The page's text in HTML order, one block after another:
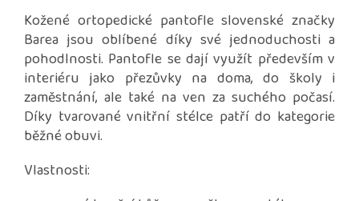
Kožené ortopedické pantofle slovenské značky
Barea jsou oblíbené díky své jednoduchosti a
pohodlnosti. Pantofle se dají využít především v
interiéru jako přezůvky na doma, do školy i
zaměstnání, ale také na ven za suchého počasí.
Díky tvarované vnitřní stélce patří do kategorie
běžné obuvi.
Vlastnosti: